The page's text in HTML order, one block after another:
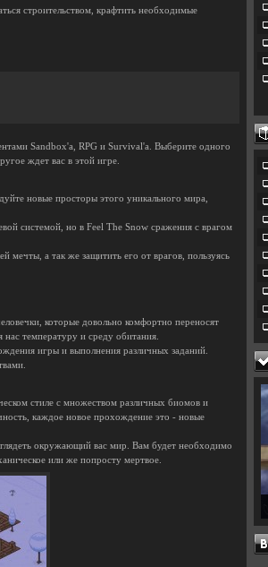
строительством, крафтить необходимые
Sandbox'a, RPG и Survival'а. Выберите одного
ждет вас в этой игре.
новые просторы этого уникального мира,
системой, но в Feel The Snow сражения с врагом
а так же защитить его от врагов, пользуясь
которые довольно комфортно переносят
температуру и среду обитания.
игры и выполнения различных заданий.
стиле с множеством различных биомов и
каждое новое прохождение это - новые
окружающий вас мир. Вам будет необходимо
или же попросту мертвое.